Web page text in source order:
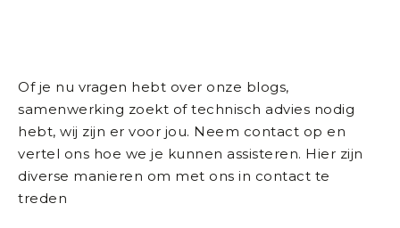
Of je nu vragen hebt over onze blogs,
samenwerking zoekt of technisch advies nodig
hebt, wij zijn er voor jou. Neem contact op en
vertel ons hoe we je kunnen assisteren. Hier zijn
diverse manieren om met ons in contact te
treden